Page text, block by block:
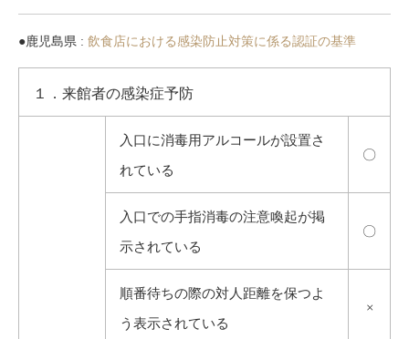
●鹿児島県 : 飲食店における感染防止対策に係る認証の基準
１．来館者の感染症予防
入口に消毒用アルコールが設置さ
れている
〇
入口での手指消毒の注意喚起が掲
示されている
〇
順番待ちの際の対人距離を保つよ
う表示されている
×